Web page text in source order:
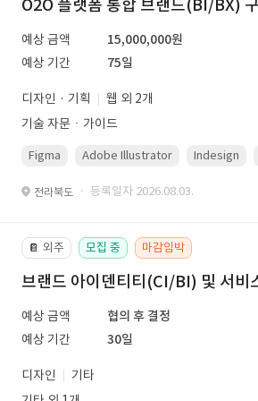
O2O 플랫폼 통합 브랜드(BI/BX)
예상 금액
15,000,000원
예상 기간
75일
디자인 · 기획
웹 외 2개
기술 자문ㆍ가이드
Figma Adobe Illustrator Indesign
전라북도 · 등록일자 2026.08.03.
📔 외주 모집 중 마감임박
브랜드 아이덴티티(CI/BI) 및 서비
예상 금액
협의 후 결정
예상 기간
30일
디자인
기타